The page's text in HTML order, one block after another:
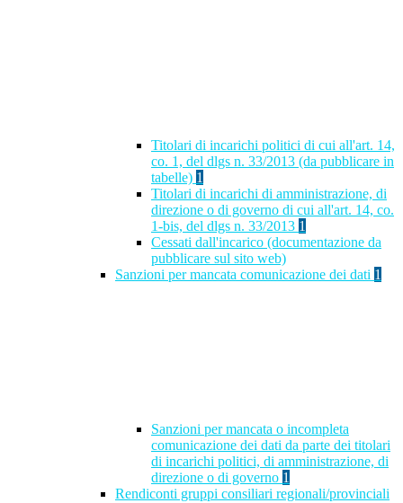
Titolari di incarichi politici di cui all'art. 14,
co. 1, del dlgs n. 33/2013 (da pubblicare in
tabelle) 1
Titolari di incarichi di amministrazione, di
direzione o di governo di cui all'art. 14, co.
1-bis, del dlgs n. 33/2013 1
Cessati dall'incarico (documentazione da
pubblicare sul sito web)
Sanzioni per mancata comunicazione dei dati 1
Sanzioni per mancata o incompleta
comunicazione dei dati da parte dei titolari
di incarichi politici, di amministrazione, di
direzione o di governo 1
Rendiconti gruppi consiliari regionali/provinciali